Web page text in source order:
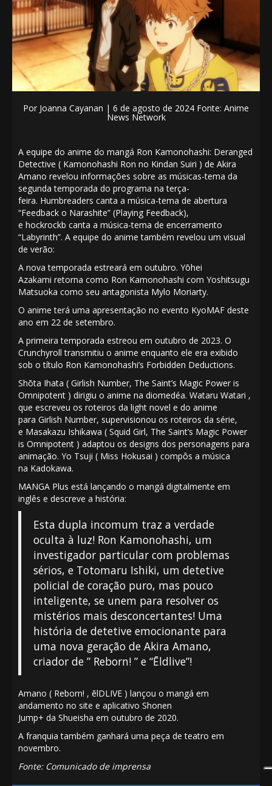
Por Joanna Cayanan | 6 de agosto de 2024 Fonte: Anime
News Network
A equipe do anime do mangá Ron Kamonohashi: Deranged
Detective ( Kamonohashi Ron no Kindan Suiri ) de Akira
Amano revelou informações sobre as músicas-tema da
segunda temporada do programa na terça-
feira. Humbreaders canta a música-tema de abertura
“Feedback o Narashite” (Playing Feedback),
e hockrockb canta a música-tema de encerramento
“Labyrinth”. A equipe do anime também revelou um visual
de verão:
A nova temporada estreará em outubro. Yōhei
Azakami retorna como Ron Kamonohashi com Yoshitsugu
Matsuoka como seu antagonista Mylo Moriarty.
O anime terá uma apresentação no evento KyoMAF deste
ano em 22 de setembro.
A primeira temporada estreou em outubro de 2023. O
Crunchyroll transmitiu o anime enquanto ele era exibido
sob o título Ron Kamonohashi’s Forbidden Deductions.
Shōta Ihata ( Girlish Number, The Saint’s Magic Power is
Omnipotent ) dirigiu o anime na diomedéa. Wataru Watari ,
que escreveu os roteiros da light novel e do anime
para Girlish Number, supervisionou os roteiros da série,
e Masakazu Ishikawa ( Squid Girl, The Saint’s Magic Power
is Omnipotent ) adaptou os designs dos personagens para
animação. Yo Tsuji ( Miss Hokusai ) compôs a música
na Kadokawa.
MANGA Plus está lançando o mangá digitalmente em
inglês e descreve a história:
Esta dupla incomum traz a verdade
oculta à luz! Ron Kamonohashi, um
investigador particular com problemas
sérios, e Totomaru Ishiki, um detetive
policial de coração puro, mas pouco
inteligente, se unem para resolver os
mistérios mais desconcertantes! Uma
história de detetive emocionante para
uma nova geração de Akira Amano,
criador de ” Reborn! ” e “Ēldlive”!
Amano ( Reborn! , ēlDLIVE ) lançou o mangá em
andamento no site e aplicativo Shonen
Jump+ da Shueisha em outubro de 2020.
A franquia também ganhará uma peça de teatro em
novembro.
Fonte: Comunicado de imprensa